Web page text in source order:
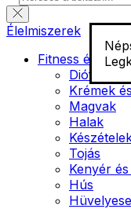
Élelmiszerek
Fitness
Diófélék
Krémek
Magvak
Halak
Tojás
Kenyér
Hús